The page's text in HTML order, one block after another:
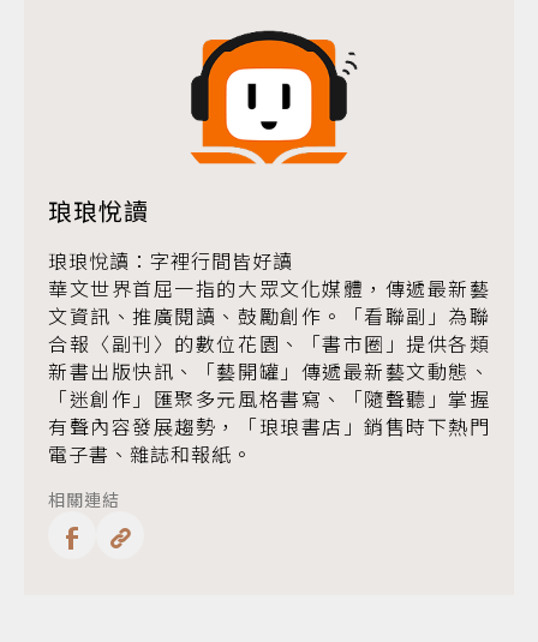
琅琅悅讀
琅琅悅讀：字裡行間皆好讀
華文世界首屈一指的大眾文化媒體，傳遞最新藝
文資訊、推廣閱讀、鼓勵創作。「看聯副」為聯
合報〈副刊〉的數位花園、「書市圈」提供各類
新書出版快訊、「藝開罐」傳遞最新藝文動態、
「迷創作」匯聚多元風格書寫、「隨聲聽」掌握
有聲內容發展趨勢，「琅琅書店」銷售時下熱門
電子書、雜誌和報紙。
相關連結